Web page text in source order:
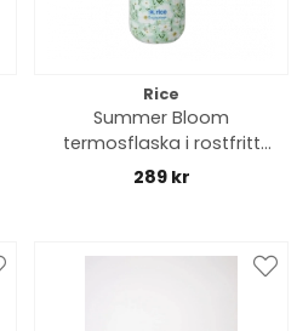
Rice
Summer Bloom
termosflaska i rostfritt
stål - mint
289 kr